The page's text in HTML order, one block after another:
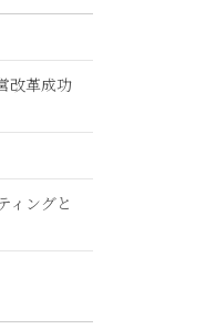
改革成功
ィングと